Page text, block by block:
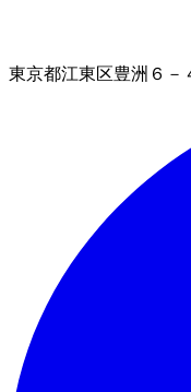
東京都江東区豊洲６－